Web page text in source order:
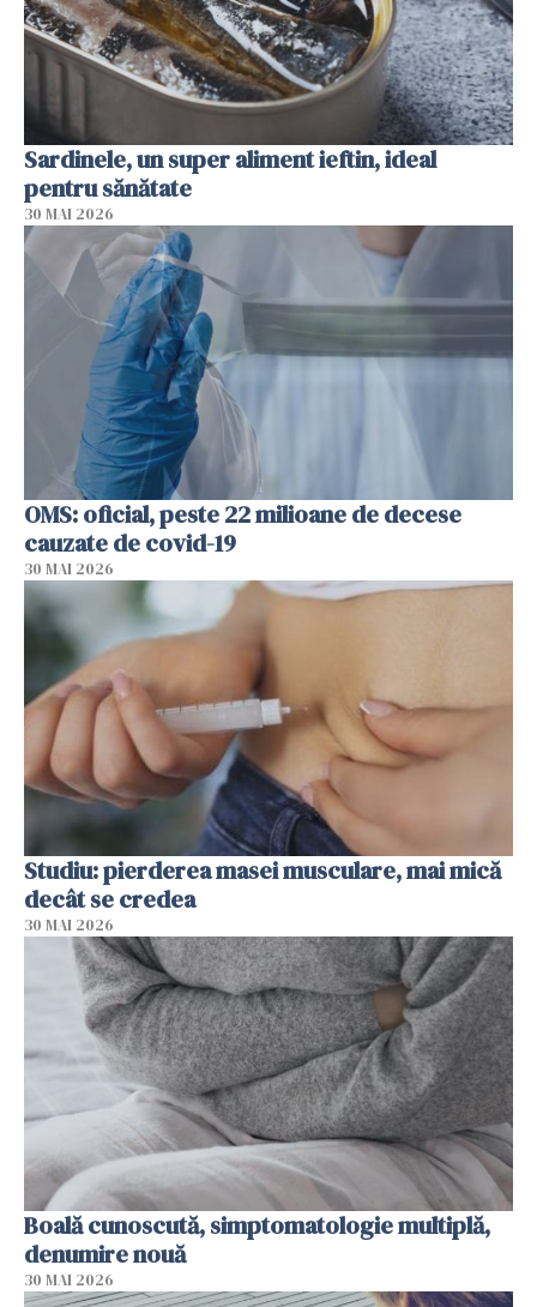
Sardinele, un super aliment ieftin, ideal
pentru sănătate
30 MAI 2026
OMS: oficial, peste 22 milioane de decese
cauzate de covid-19
30 MAI 2026
Studiu: pierderea masei musculare, mai mică
decât se credea
30 MAI 2026
Boală cunoscută, simptomatologie multiplă,
denumire nouă
30 MAI 2026